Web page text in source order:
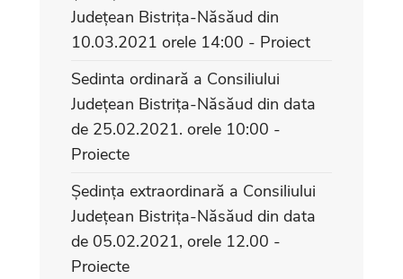
Județean Bistrița-Năsăud din
10.03.2021 orele 14:00 - Proiect
Sedinta ordinară a Consiliului
Județean Bistrița-Năsăud din data
de 25.02.2021. orele 10:00 -
Proiecte
Ședința extraordinară a Consiliului
Județean Bistrița-Năsăud din data
de 05.02.2021, orele 12.00 -
Proiecte